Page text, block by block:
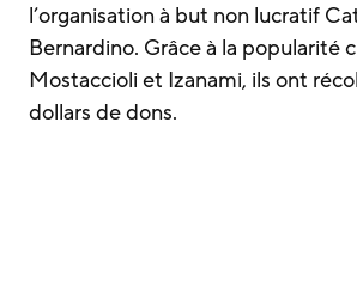
l’organisation à but non lucratif
Bernardino. Grâce à la popularité
Mostaccioli et Izanami, ils ont
dollars de dons.